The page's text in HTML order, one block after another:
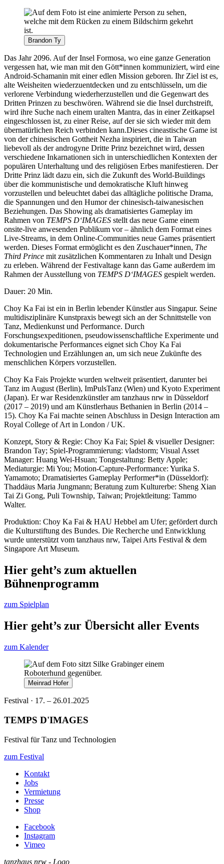
Brandon Ty
Das Jahr 2096. Auf der Insel Formosa, wo eine ganze Generation
vergessen hat, wie man mit den Gött*innen kommuniziert, wird eine
Android-Schamanin mit einer edlen Mission geboren. Ihr Ziel ist es,
alte Weisheiten wiederzuentdecken und zu entschlüsseln, um die
verlorene Verbindung wiederherzustellen und die Gegenwart des
Dritten Prinzen zu beschwören. Während sie die Insel durchstreift,
wird ihre Suche nach einem uralten Mantra, das in einer Zeitkapsel
eingeschlossen ist, zu einer Reise, auf der sie sich wieder mit dem
übernatürlichen Reich verbinden kann.Dieses cineastische Game ist
von der chinesischen Gottheit Nezha inspiriert, die in Taiwan
liebevoll als der androgyne Dritte Prinz bezeichnet wird, dessen
verschiedene Inkarnationen sich in unterschiedlichen Kontexten der
populären Unterhaltung und des religiösen Erbes manifestieren. Der
Dritte Prinz lädt dazu ein, sich die Zukunft des World-Buildings
über die kommunistische und demokratische Kluft hinweg
vorzustellen und beleuchtet dabei das alltägliche politische Drama,
die Spannungen und den Humor der chinesisch-taiwanesischen
Beziehungen. Das Showing als dramatisiertes Gameplay im
Rahmen von TEMPS D‘IMAGES stellt das neue Game einem
onsite-live anwesenden Publikum vor – ähnlich dem Format eines
Live-Streams, in dem Online-Communities neue Games präsentiert
werden. Dieses Format ermöglicht es den Zuschauer*innen, The
Third Prince mit zusätzlichen Kommentaren zu Inhalt und Design
zu erleben. Während der Festivaltage kann das Game außerdem im
Rahmen der Ausstellung von TEMPS D‘IMAGES gespielt werden.
Dauer: 20 Min.
Choy Ka Fai ist ein in Berlin lebender Künstler aus Singapur. Seine
multidisziplinäre Kunstpraxis bewegt sich an der Schnittstelle von
Tanz, Medienkunst und Performance. Durch
Forschungsexpeditionen, pseudowissenschaftliche Experimente und
dokumentarische Performances eignet sich Choy Ka Fai
Technologien und Erzählungen an, um sich neue Zukünfte des
menschlichen Körpers vorzustellen.
Choy Ka Fais Projekte wurden weltweit präsentiert, darunter bei
Tanz im August (Berlin), ImPulsTanz (Wien) und Kyoto Experiment
(Japan). Er war Residenzkünstler am tanzhaus nrw in Düsseldorf
(2017 – 2019) und am Künstlerhaus Bethanien in Berlin (2014 –
15). Choy Ka Fai machte seinen Abschluss in Design Interaction am
Royal College of Art in London / UK.
Konzept, Story & Regie: Choy Ka Fai; Spiel & visueller Designer:
Brandon Tay; Spiel-Programmierung: vladstorm; Visual Asset
Manager: Huang Wei-Hsuan; Tongestaltung: Betty Apple;
Mediaturgie: Mi You; Motion-Capture-Performance: Yurika S.
Yamamoto; Dramatisiertes Gameplay Performer*in (Düsseldorf):
Thaddäus Maria Jungmann; Beratung zum Kulturerbe: Sheng Xian
Tai Zi Gong, Puli Township, Taiwan; Projektleitung: Tammo
Walter.
Produktion: Choy Ka Fai & HAU Hebbel am Ufer; gefördert durch
die Kulturstiftung des Bundes. Die Recherche und Entwicklung
wurde unterstützt vom tanzhaus nrw, Taipei Arts Festival & dem
Singapore Art Museum.
Hier geht’s zum aktuellen
Bühnenprogramm
zum Spielplan
Hier geht’s zur Übersicht aller Events
zum Kalender
Meinrad Hofer
Festival · 17. – 26.01.2025
TEMPS D'IMAGES
Festival für Tanz und Technologien
zum Festival
Kontakt
Jobs
Vermietung
Presse
Shop
Facebook
Instagram
Vimeo
tanzhaus nrw - Logo